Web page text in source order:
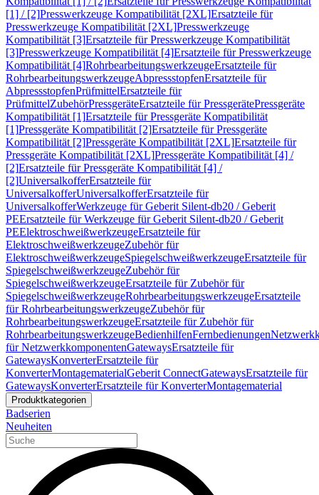
[1] / [2]Presswerkzeuge Kompatibilität [2XL]Ersatzteile für
Presswerkzeuge Kompatibilität [2XL]Presswerkzeuge
Kompatibilität [3]Ersatzteile für Presswerkzeuge Kompatibilität
[3]Presswerkzeuge Kompatibilität [4]Ersatzteile für Presswerkzeuge
Kompatibilität [4]RohrbearbeitungswerkzeugeErsatzteile für
RohrbearbeitungswerkzeugeAbpressstopfenErsatzteile für
AbpressstopfenPrüfmittelErsatzteile für
PrüfmittelZubehörPressgeräteErsatzteile für PressgerätePressgeräte
Kompatibilität [1]Ersatzteile für Pressgeräte Kompatibilität
[1]Pressgeräte Kompatibilität [2]Ersatzteile für Pressgeräte
Kompatibilität [2]Pressgeräte Kompatibilität [2XL]Ersatzteile für
Pressgeräte Kompatibilität [2XL]Pressgeräte Kompatibilität [4] /
[2]Ersatzteile für Pressgeräte Kompatibilität [4] /
[2]UniversalkofferErsatzteile für
UniversalkofferUniversalkofferErsatzteile für
UniversalkofferWerkzeuge für Geberit Silent-db20 / Geberit
PEErsatzteile für Werkzeuge für Geberit Silent-db20 / Geberit
PEElektroschweißwerkzeugeErsatzteile für
ElektroschweißwerkzeugeZubehör für
ElektroschweißwerkzeugeSpiegelschweißwerkzeugeErsatzteile für
SpiegelschweißwerkzeugeZubehör für
SpiegelschweißwerkzeugeErsatzteile für Zubehör für
SpiegelschweißwerkzeugeRohrbearbeitungswerkzeugeErsatzteile
für RohrbearbeitungswerkzeugeZubehör für
RohrbearbeitungswerkzeugeErsatzteile für Zubehör für
RohrbearbeitungswerkzeugeBedienhilfenFernbedienungen
für NetzwerkkomponentenGatewaysErsatzteile für
GatewaysKonverterErsatzteile für
KonverterMontagematerialGeberit ConnectGatewaysErsatzteile für
GatewaysKonverterErsatzteile für KonverterMontagematerial
Produktkategorien
Badserien
Neuheiten